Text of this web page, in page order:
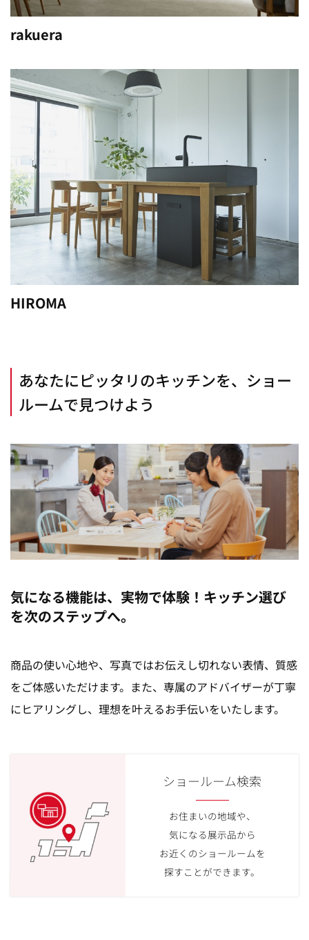
rakuera
HIROMA
あなたにピッタリのキッチンを、ショー
ルームで見つけよう
気になる機能は、実物で体験！キッチン選び
を次のステップへ。
商品の使い心地や、写真ではお伝えし切れない表情、質感
をご体感いただけます。また、専属のアドバイザーが丁寧
にヒアリングし、理想を叶えるお手伝いをいたします。
ショールーム検索
お住まいの地域や、
気になる展示品から
お近くのショールームを
探すことができます。